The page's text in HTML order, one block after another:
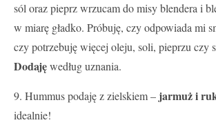
sól oraz pieprz wrzucam do misy blendera i
w miarę gładko. Próbuję, czy odpowiada mi
czy potrzebuję więcej oleju, soli, pieprzu czy
Dodajęwedług uznania.
9. Hummus podaję z zielskiem – jarmuż i
idealnie!